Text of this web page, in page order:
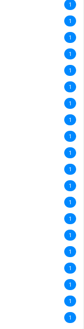
1
1
1
1
1
1
1
1
1
1
1
1